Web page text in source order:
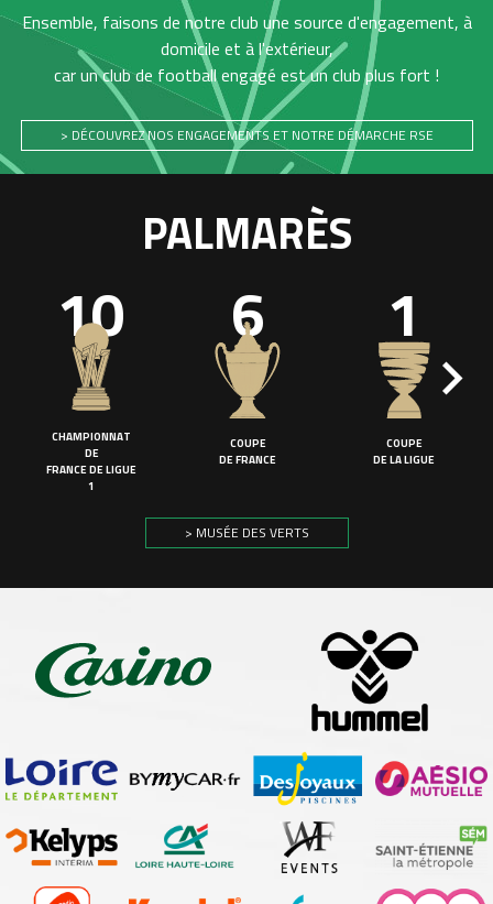
Ensemble, faisons de notre club une source d'engagement, à
domicile et à l'extérieur,
car un club de football engagé est un club plus fort !
> DÉCOUVREZ NOS ENGAGEMENTS ET NOTRE DÉMARCHE RSE
PALMARÈS
10
CHAMPIONNAT
DE
FRANCE DE LIGUE
1
6
COUPE
DE FRANCE
1
COUPE
DE LA LIGUE
> MUSÉE DES VERTS